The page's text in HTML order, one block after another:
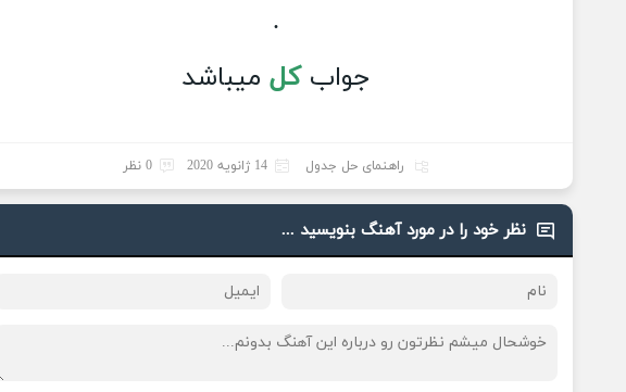
.
جوابکل میباشد
راهنمای حل جدول 14 ژانویه 2020 0 نظر
نظر خود را در مورد آهنگ بنویسید ...